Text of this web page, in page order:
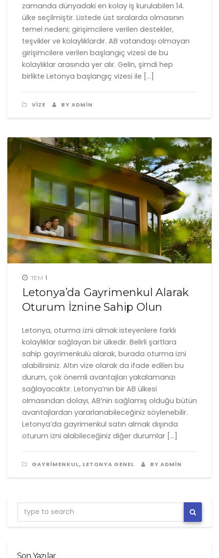
zamanda dünyadaki en kolay iş kurulabilen 14.
ülke seçilmiştir. Listede üst sıralarda olmasının
temel nedeni; girişimcilere verilen destekler,
teşvikler ve kolaylıklardır. AB vatandaşı olmayan
girişimcilere verilen başlangıç vizesi de bu
kolaylıklar arasında yer alır. Gelin, şimdi hep
birlikte Letonya başlangıç vizesi ile […]
VIZE BY ADMIN
TEM 1
Letonya’da Gayrimenkul Alarak
Oturum İznine Sahip Olun
Letonya, oturma izni almak isteyenlere farklı
kolaylıklar sağlayan bir ülkedir. Belirli şartlara
sahip gayrimenkulü alarak, burada oturma izni
alabilirsiniz. Altın vize olarak da ifade edilen bu
durum, çok önemli avantajları yakalamanızı
sağlayacaktır. Letonya’nın bir AB ülkesi
olmasından dolayı, AB’nin sağlamış olduğu bütün
avantajlardan yararlanabileceğiniz söylenebilir.
Letonya’da gayrimenkul satın almak dışında
oturum izni alabileceğiniz diğer durumlar […]
GAYRIMENKUL, LETONYA GENEL BY ADMIN
Son Yazılar